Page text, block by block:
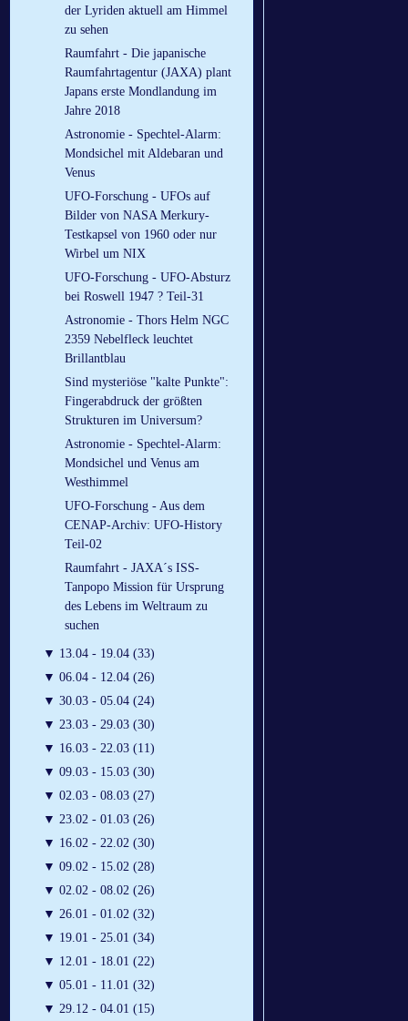
der Lyriden aktuell am Himmel
zu sehen
Raumfahrt - Die japanische
Raumfahrtagentur (JAXA) plant
Japans erste Mondlandung im
Jahre 2018
Astronomie - Spechtel-Alarm:
Mondsichel mit Aldebaran und
Venus
UFO-Forschung - UFOs auf
Bilder von NASA Merkury-
Testkapsel von 1960 oder nur
Wirbel um NIX
UFO-Forschung - UFO-Absturz
bei Roswell 1947 ? Teil-31
Astronomie - Thors Helm NGC
2359 Nebelfleck leuchtet
Brillantblau
Sind mysteriöse "kalte Punkte":
Fingerabdruck der größten
Strukturen im Universum?
Astronomie - Spechtel-Alarm:
Mondsichel und Venus am
Westhimmel
UFO-Forschung - Aus dem
CENAP-Archiv: UFO-History
Teil-02
Raumfahrt - JAXA´s ISS-
Tanpopo Mission für Ursprung
des Lebens im Weltraum zu
suchen
▼ 13.04 - 19.04 (33)
▼ 06.04 - 12.04 (26)
▼ 30.03 - 05.04 (24)
▼ 23.03 - 29.03 (30)
▼ 16.03 - 22.03 (11)
▼ 09.03 - 15.03 (30)
▼ 02.03 - 08.03 (27)
▼ 23.02 - 01.03 (26)
▼ 16.02 - 22.02 (30)
▼ 09.02 - 15.02 (28)
▼ 02.02 - 08.02 (26)
▼ 26.01 - 01.02 (32)
▼ 19.01 - 25.01 (34)
▼ 12.01 - 18.01 (22)
▼ 05.01 - 11.01 (32)
▼ 29.12 - 04.01 (15)